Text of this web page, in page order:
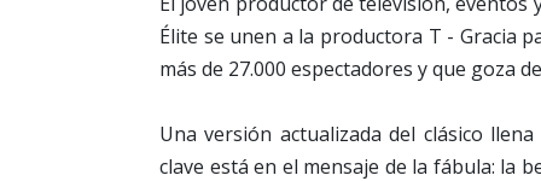
Élite se unen a la productora T - Gracia
más de 27.000 espectadores y que goza
Una versión actualizada del clásico
clave está en el mensaje de la fábula: la